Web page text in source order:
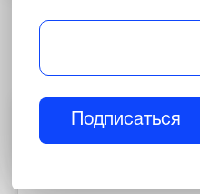
Полезная информация
Подписаться